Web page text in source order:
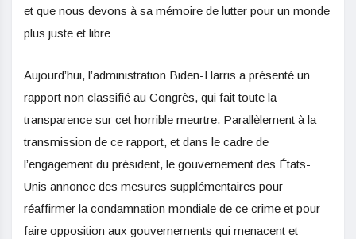
et que nous devons à sa mémoire de lutter pour un monde
plus juste et libre
Aujourd’hui, l’administration Biden-Harris a présenté un
rapport non classifié au Congrès, qui fait toute la
transparence sur cet horrible meurtre. Parallèlement à la
transmission de ce rapport, et dans le cadre de
l’engagement du président, le gouvernement des États-
Unis annonce des mesures supplémentaires pour
réaffirmer la condamnation mondiale de ce crime et pour
faire opposition aux gouvernements qui menacent et